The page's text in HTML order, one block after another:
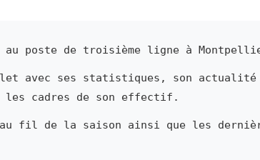
poste de troisième ligne à
avec ses statistiques, son
les cadres de son effectif.
fil de la saison ainsi que les